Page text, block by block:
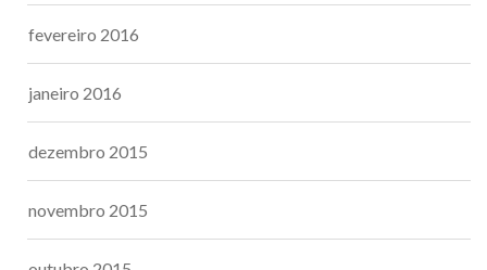
fevereiro 2016
janeiro 2016
dezembro 2015
novembro 2015